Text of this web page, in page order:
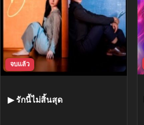
จบแล้ว
▶ รักนี้ไม่สิ้นสุด